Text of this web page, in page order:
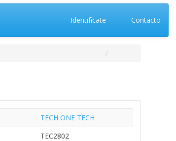
Identifícate Contacto
TECH ONE TECH
TEC2802